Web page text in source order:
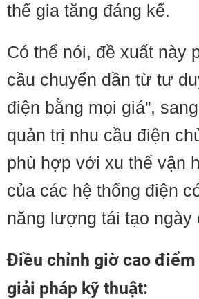
thể gia tăng đáng kể.
Có thể nói, đề xuất này
cầu chuyển dần từ tư
điện bằng mọi giá”,
quản trị nhu cầu điện
phù hợp với xu thế vận
của các hệ thống điện
năng lượng tái tạo ngày
Điều chỉnh giờ cao
giải pháp kỹ thuật: